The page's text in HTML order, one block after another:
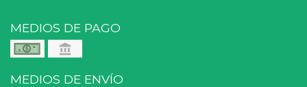
MEDIOS DE PAGO
MEDIOS DE ENVÍO